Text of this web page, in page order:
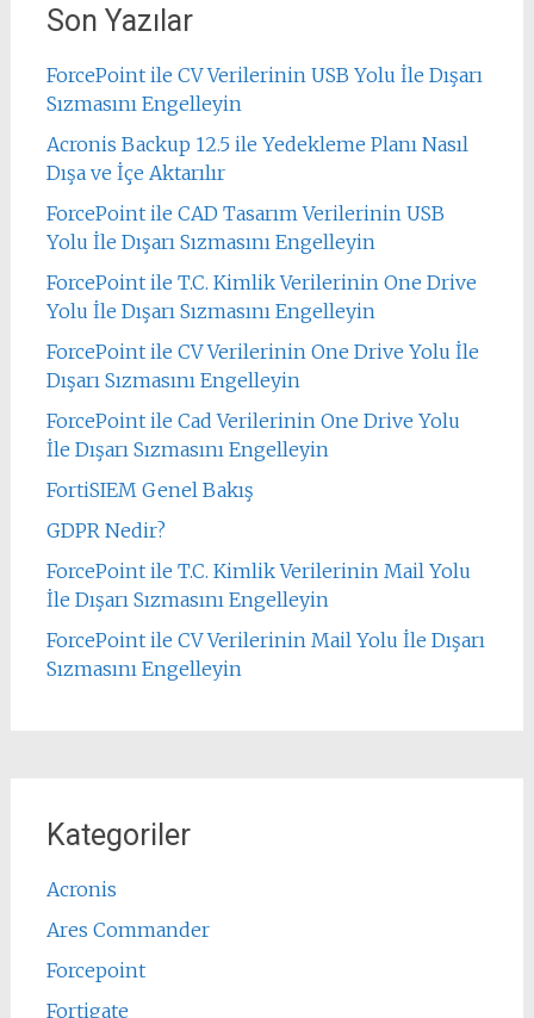
Son Yazılar
ForcePoint ile CV Verilerinin USB Yolu İle Dışarı
Sızmasını Engelleyin
Acronis Backup 12.5 ile Yedekleme Planı Nasıl
Dışa ve İçe Aktarılır
ForcePoint ile CAD Tasarım Verilerinin USB
Yolu İle Dışarı Sızmasını Engelleyin
ForcePoint ile T.C. Kimlik Verilerinin One Drive
Yolu İle Dışarı Sızmasını Engelleyin
ForcePoint ile CV Verilerinin One Drive Yolu İle
Dışarı Sızmasını Engelleyin
ForcePoint ile Cad Verilerinin One Drive Yolu
İle Dışarı Sızmasını Engelleyin
FortiSIEM Genel Bakış
GDPR Nedir?
ForcePoint ile T.C. Kimlik Verilerinin Mail Yolu
İle Dışarı Sızmasını Engelleyin
ForcePoint ile CV Verilerinin Mail Yolu İle Dışarı
Sızmasını Engelleyin
Kategoriler
Acronis
Ares Commander
Forcepoint
Fortigate